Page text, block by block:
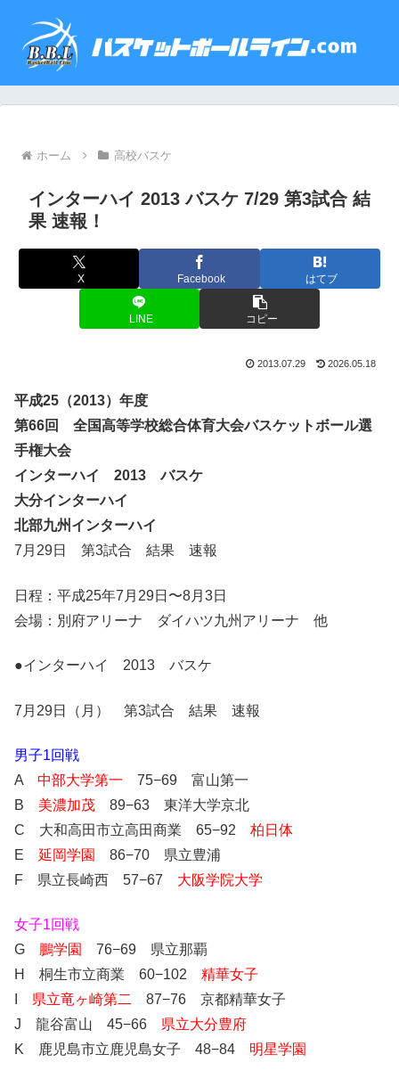
ホーム 高校バスケ
インターハイ 2013 バスケ 7/29 第3試合 結
果 速報！
X Facebook はてブ
LINE コピー
2013.07.29 2026.05.18
平成25（2013）年度
第66回 全国高等学校総合体育大会バスケットボール選
手権大会
インターハイ 2013 バスケ
大分インターハイ
北部九州インターハイ
7月29日 第3試合 結果 速報
日程：平成25年7月29日〜8月3日
会場：別府アリーナ ダイハツ九州アリーナ 他
●インターハイ 2013 バスケ
7月29日（月） 第3試合 結果 速報
男子1回戦
A 中部大学第一 75−69 富山第一
B 美濃加茂 89−63 東洋大学京北
C 大和高田市立高田商業 65−92 柏日体
E 延岡学園
86−70 県立豊浦
F 県立長崎西 57−67 大阪学院大学
女子1回戦
G 鵬学園
76−69 県立那覇
H 桐生市立商業 60−102 精華女子
県立竜ヶ崎第二
87−76 京都精華女子
J 龍谷富山 45−66 県立大分豊府
K 鹿児島市立鹿児島女子 48−84 明星学園